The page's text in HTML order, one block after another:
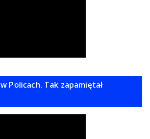
Policach. Tak zapamiętał